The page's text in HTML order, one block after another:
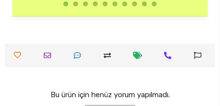
Bu ürün için henüz yorum yapılmadı.